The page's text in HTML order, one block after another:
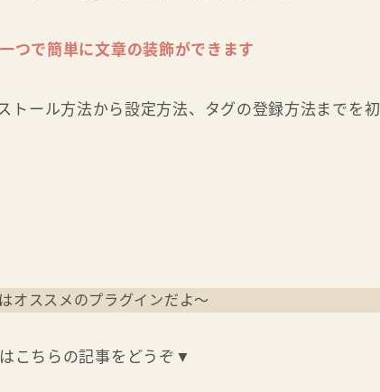
つで簡単に文章の装飾ができます
トール方法から設定方法、タグの登録方法までを初
オススメのプラグインだよ〜
こちらの記事をどうぞ▼